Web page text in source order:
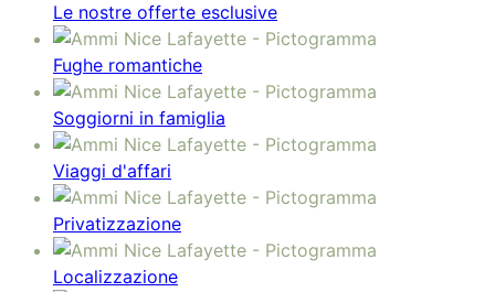
Le nostre offerte esclusive
Fughe romantiche
Soggiorni in famiglia
Viaggi d'affari
Privatizzazione
Localizzazione